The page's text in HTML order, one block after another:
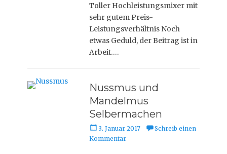
t
e
d
n
Toller Hochleistungsmixer mit
sehr gutem Preis-
Leistungsverhältnis Noch
etwas Geduld, der Beitrag ist in
Arbeit….
Nussmus und
Mandelmus
Selbermachen
P
o
3. Januar 2017
Schreib einen
Kommentar